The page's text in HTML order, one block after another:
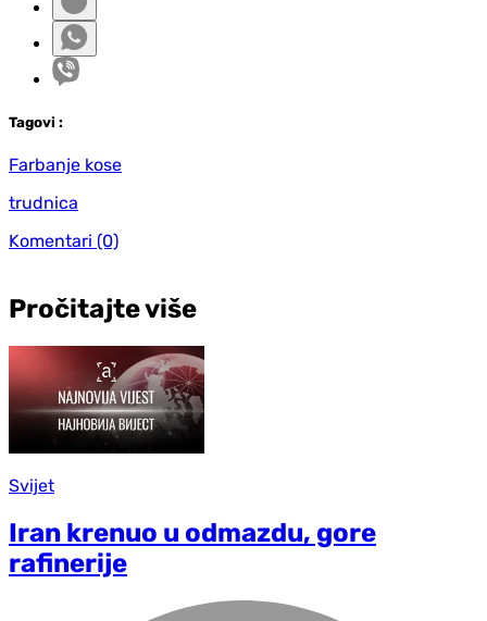
Tagovi :
Farbanje kose
trudnica
Komentari (0)
Pročitajte više
Svijet
Iran krenuo u odmazdu, gore
rafinerije